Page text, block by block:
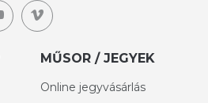
MŰSOR / JEGYEK
Online jegyvásárlás